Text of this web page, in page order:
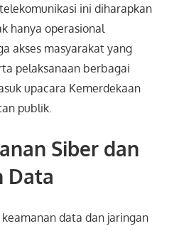
ini diharapkan
hanya operasional
akses masyarakat yang
pelaksanaan berbagai
upacara Kemerdekaan
publik.
Siber dan
Data
data dan jaringan